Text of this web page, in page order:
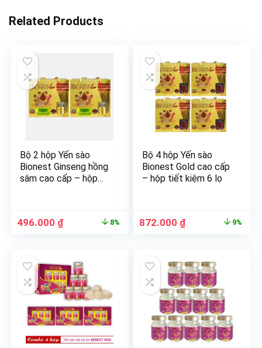
Related Products
Bộ 2 hộp Yến sào
Bionest Ginseng hồng
sâm cao cấp – hộp
496.000 ₫ 8%
Bộ 4 hộp Yến sào
Bionest Gold cao cấp
– hộp tiết kiệm 6 lọ
872.000 ₫ 9%